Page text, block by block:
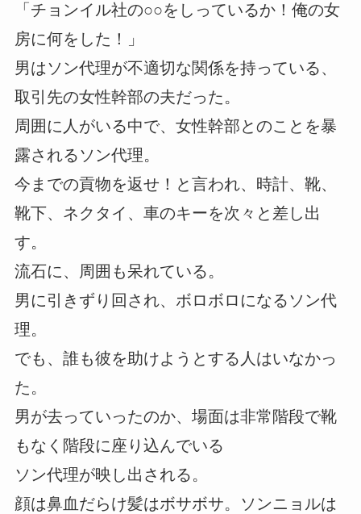
「チョンイル社の○○をしっているか！俺の女
房に何をした！」
男はソン代理が不適切な関係を持っている、
取引先の女性幹部の夫だった。
周囲に人がいる中で、女性幹部とのことを暴
露されるソン代理。
今までの貢物を返せ！と言われ、時計、靴、
靴下、ネクタイ、車のキーを次々と差し出
す。
流石に、周囲も呆れている。
男に引きずり回され、ボロボロになるソン代
理。
でも、誰も彼を助けようとする人はいなかっ
た。
男が去っていったのか、場面は非常階段で靴
もなく階段に座り込んでいる
ソン代理が映し出される。
顔は鼻血だらけ髪はボサボサ。ソンニョルは